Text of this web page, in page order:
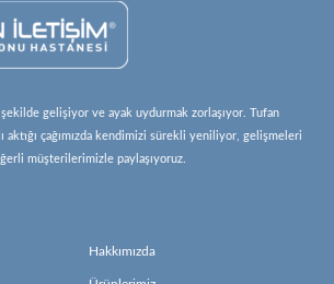
gelişiyor ve ayak uydurmak zorlaşıyor. Tufan
aktığı çağımızda kendimizi sürekli yeniliyor, gelişmeleri
müşterilerimizle paylaşıyoruz.
Hakkımızda